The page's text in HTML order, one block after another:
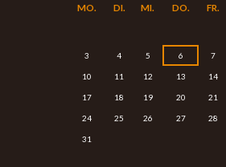
MO. DI. MI. DO. FR.
3 4 5 6 7
10 11 12 13 14
17 18 19 20 21
24 25 26 27 28
31